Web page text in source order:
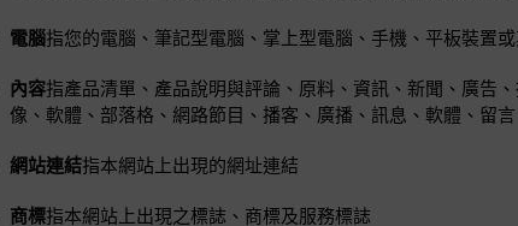
電腦指您的電腦、筆記型電腦、掌上型電腦、手機、平板裝置
內容指產品清單、產品說明與評論、原料、資訊、新聞、廣告
像、軟體、部落格、網路節目、播客、廣播、訊息、軟體、留
網站連結指本網站上出現的網址連結
商標指本網站上出現之標誌、商標及服務標誌